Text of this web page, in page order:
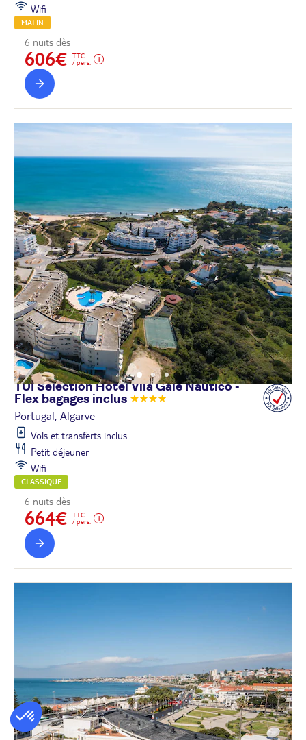
Wifi
MALIN
6 nuits dès
606€
TTC
/ pers.
TUI Sélection Hôtel Vila Galé Nautico -
Flex bagages inclus
Portugal, Algarve
Vols et transferts inclus
Petit déjeuner
Wifi
CLASSIQUE
6 nuits dès
664€
TTC
/ pers.